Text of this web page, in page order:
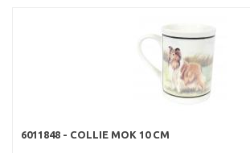
6011848 - COLLIE MOK 10 CM